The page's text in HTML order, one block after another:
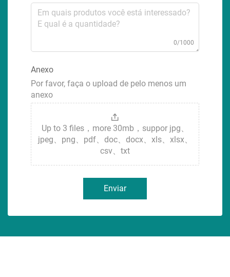
0/1000
Anexo
Por favor, faça o upload de pelo menos um
anexo
Up to 3 files，more 30mb，suppor jpg、
jpeg、png、pdf、doc、docx、xls、xlsx、
csv、txt
Enviar